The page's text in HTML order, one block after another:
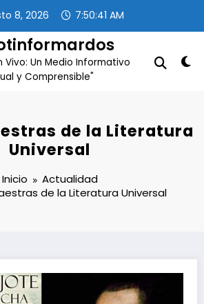
8, 2026 7:50:42 AM
Vivo: Un Medio Informativo
y Comprensible"
de la Literatura
Universal
Inicio
Actualidad
de la Literatura Universal